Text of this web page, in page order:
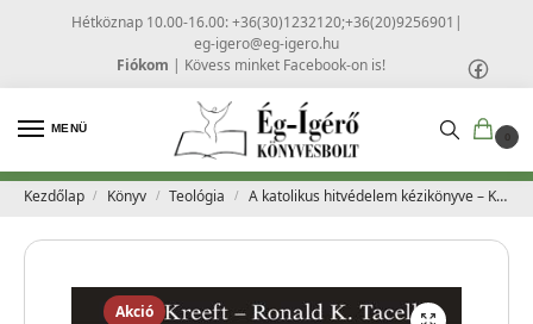
Hétköznap 10.00-16.00: +36(30)1232120;+36(20)9256901 |
eg-igero@eg-igero.hu
Fiókom | Kövess minket Facebook-on is!
MENÜ
0
Kezdőlap / Könyv / Teológia / A katolikus hitvédelem kézikönyve – Kreeft, Peter – Tacelli, Ronald K.
Akció